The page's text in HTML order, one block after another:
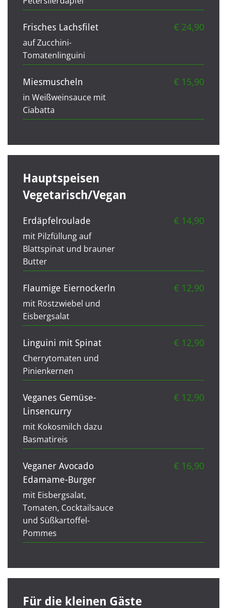
Frisches Lachsfilet € 24,90
auf Zucchini-
Tomatenlinguini
Miesmuscheln € 15,90
in Weißweinsauce mit
Ciabatta
Hauptspeisen
Vegetarisch/Vegan
Erdäpfelroulade € 14,90
mit Pilzfüllung auf
Blattspinat und brauner
Butter
Flaumige Eiernockerln € 12,90
mit Röstzwiebel und
Eisbergsalat
Linguini mit Spinat € 12,90
Cherrytomaten und
Pinienkernen
Veganes Gemüse-
Linsencurry
€ 12,90
mit Kokosmilch dazu
Basmatireis
Veganer Avocado
Edamame-Burger
€ 16,90
mit Eisbergsalat,
Tomaten, Cocktailsauce
und Süßkartoffel-
Pommes
Für die kleinen Gäste